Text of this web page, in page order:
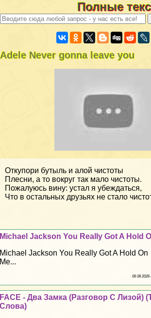
Полные
Adele Never gonna leave you
Откупори бутыль и алой чистоты
Плесни, а то вокруг так мало чистоты.
Пожалуюсь вину: устал я убеждаться,
Что в остальных друзьях не стало
Michael Jackson You Really Got A Hold
Michael Jackson You Really Got A Hold On
Me...
06 08 2026
FACE - Два Замка (Разговор С Лизой)
Слова)